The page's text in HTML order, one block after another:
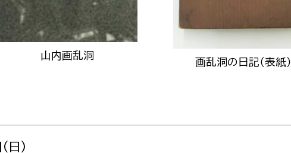
山内画乱洞
画乱洞の日記（表紙）
(日)